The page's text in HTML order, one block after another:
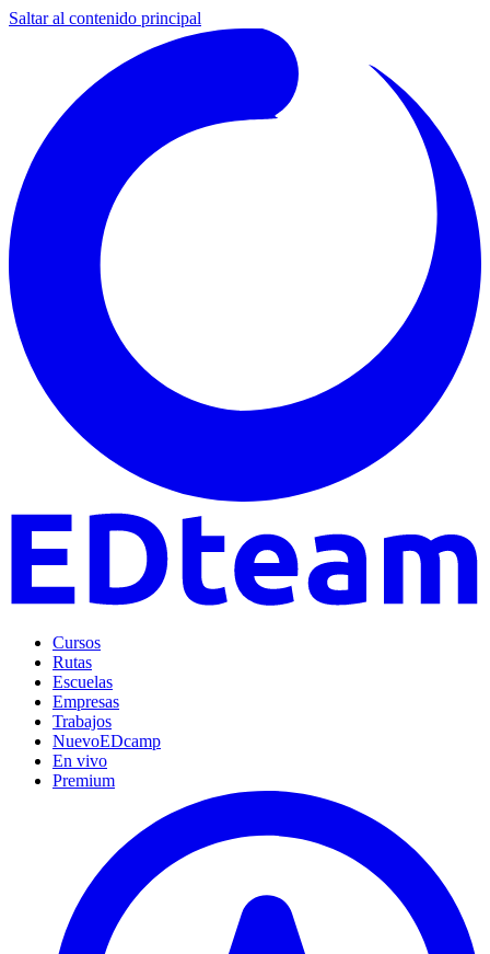
Saltar al contenido principal
Cursos
Rutas
Escuelas
Empresas
Trabajos
NuevoEDcamp
En vivo
Premium